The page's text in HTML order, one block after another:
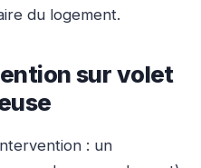
du logement.
sur volet
: un